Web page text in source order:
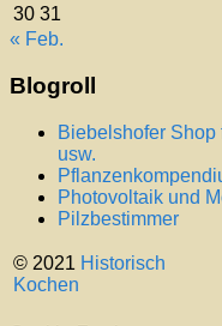
30 31
« Feb.
Blogroll
Biebelshofer Shop
usw.
Photovoltaik und
Pilzbestimmer
© 2021 Historisch
Kochen